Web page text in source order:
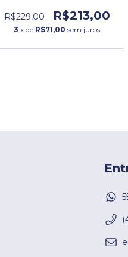
R$229,00
R$213,00
3 x de R$71,00 sem juros